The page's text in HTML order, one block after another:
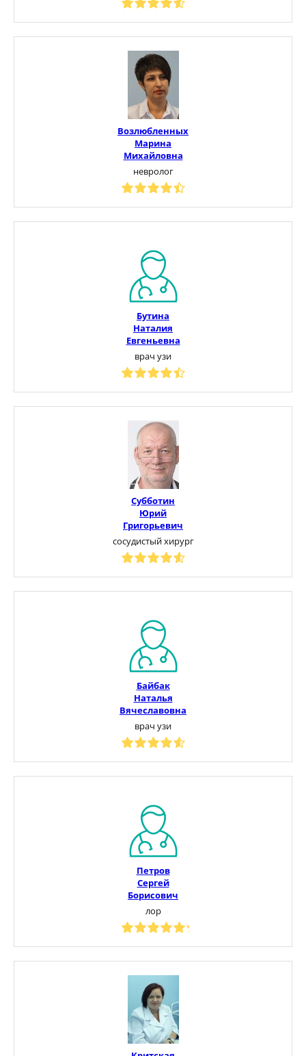
Возлюбленных
Марина
Михайловна
невролог
Бутина
Наталия
Евгеньевна
врач узи
Субботин
Юрий
Григорьевич
сосудистый хирург
Байбак
Наталья
Вячеславовна
врач узи
Петров
Сергей
Борисович
лор